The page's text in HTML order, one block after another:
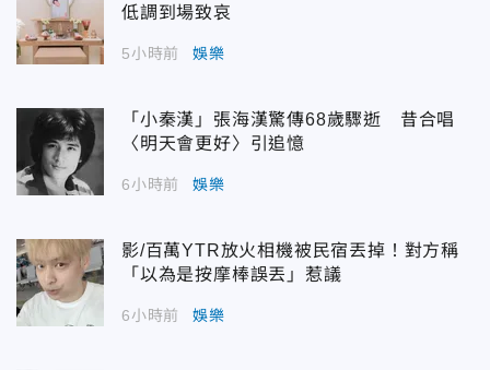
低調到場致哀
5小時前 娛樂
「小秦漢」張海漢驚傳68歲驟逝 昔合唱
〈明天會更好〉引追憶
6小時前 娛樂
影/百萬YTR放火相機被民宿丟掉！對方稱
「以為是按摩棒誤丟」惹議
6小時前 娛樂